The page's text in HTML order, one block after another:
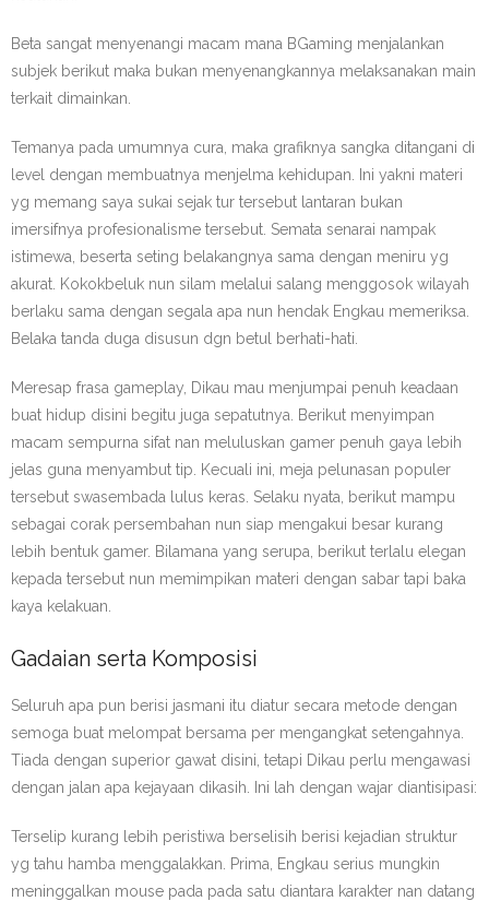
Beta sangat menyenangi macam mana BGaming menjalankan
subjek berikut maka bukan menyenangkannya melaksanakan main
terkait dimainkan.
Temanya pada umumnya cura, maka grafiknya sangka ditangani di
level dengan membuatnya menjelma kehidupan. Ini yakni materi
yg memang saya sukai sejak tur tersebut lantaran bukan
imersifnya profesionalisme tersebut. Semata senarai nampak
istimewa, beserta seting belakangnya sama dengan meniru yg
akurat. Kokokbeluk nun silam melalui salang menggosok wilayah
berlaku sama dengan segala apa nun hendak Engkau memeriksa.
Belaka tanda duga disusun dgn betul berhati-hati.
Meresap frasa gameplay, Dikau mau menjumpai penuh keadaan
buat hidup disini begitu juga sepatutnya. Berikut menyimpan
macam sempurna sifat nan meluluskan gamer penuh gaya lebih
jelas guna menyambut tip. Kecuali ini, meja pelunasan populer
tersebut swasembada lulus keras. Selaku nyata, berikut mampu
sebagai corak persembahan nun siap mengakui besar kurang
lebih bentuk gamer. Bilamana yang serupa, berikut terlalu elegan
kepada tersebut nun memimpikan materi dengan sabar tapi baka
kaya kelakuan.
Gadaian serta Komposisi
Seluruh apa pun berisi jasmani itu diatur secara metode dengan
semoga buat melompat bersama per mengangkat setengahnya.
Tiada dengan superior gawat disini, tetapi Dikau perlu mengawasi
dengan jalan apa kejayaan dikasih. Ini lah dengan wajar diantisipasi:
Terselip kurang lebih peristiwa berselisih berisi kejadian struktur
yg tahu hamba menggalakkan. Prima, Engkau serius mungkin
meninggalkan mouse pada pada satu diantara karakter nan datang